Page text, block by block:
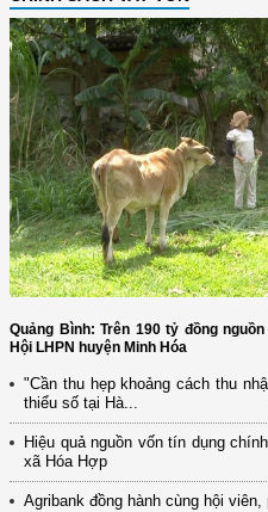
Quảng Bình: Trên 190 tỷ đồng
Hội LHPN huyện Minh Hóa
"Cần thu hẹp khoảng cách thu
thiểu số tại Hà...
Hiệu quả nguồn vốn tín dụng
xã Hóa Hợp
Agribank đồng hành cùng hội